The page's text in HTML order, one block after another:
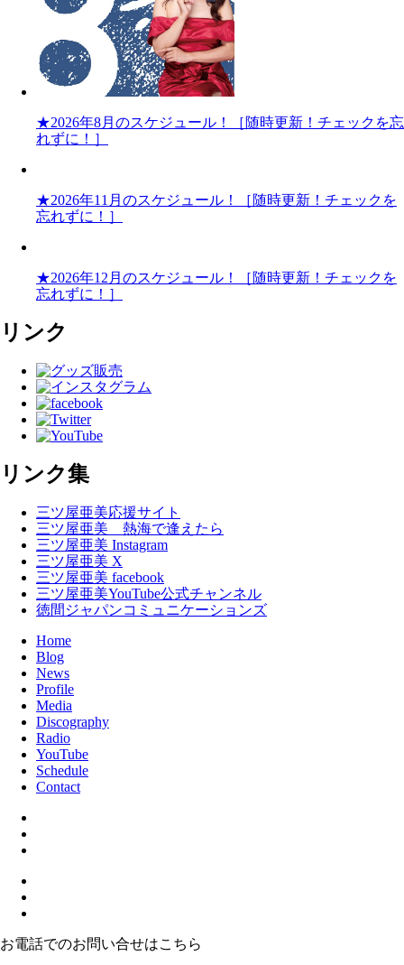
★2026年8月のスケジュール！［随時更新！チェックを忘
れずに！］
★2026年11月のスケジュール！［随時更新！チェックを
忘れずに！］
★2026年12月のスケジュール！［随時更新！チェックを
忘れずに！］
リンク
リンク集
三ツ屋亜美応援サイト
三ツ屋亜美 熱海で逢えたら
三ツ屋亜美 Instagram
三ツ屋亜美 X
三ツ屋亜美 facebook
三ツ屋亜美YouTube公式チャンネル
徳間ジャパンコミュニケーションズ
Home
Blog
News
Profile
Media
Discography
Radio
YouTube
Schedule
Contact
お電話でのお問い合せはこちら